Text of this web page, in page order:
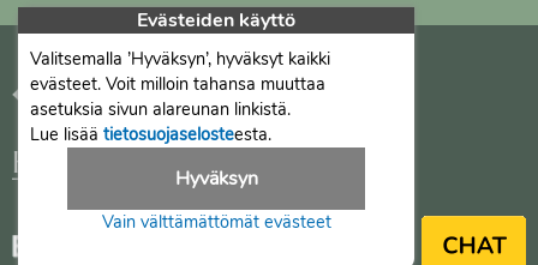
Evästeiden käyttö
Valitsemalla ’Hyväksyn’, hyväksyt kaikki
evästeet. Voit milloin tahansa muuttaa
asetuksia sivun alareunan linkistä.
Lue lisää tietosuojaselosteesta.
Hyväksyn
Vain välttämättömät evästeet